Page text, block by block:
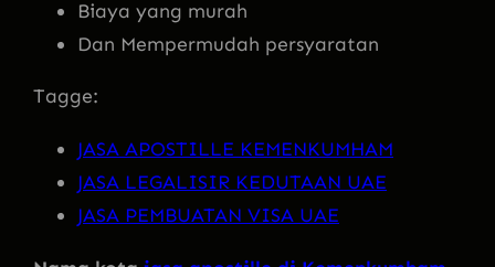
Biaya yang murah
Dan Mempermudah persyaratan
Tagge:
JASA APOSTILLE KEMENKUMHAM
JASA LEGALISIR KEDUTAAN UAE
JASA PEMBUATAN VISA UAE